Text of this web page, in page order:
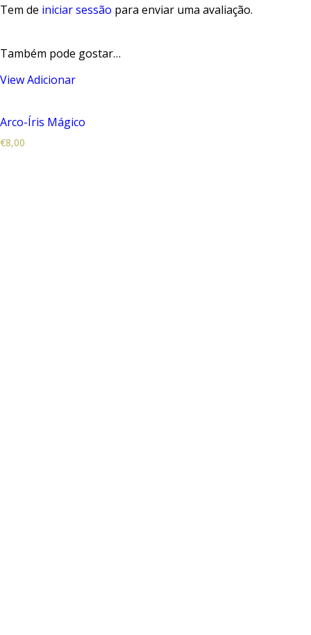
Tem de iniciar sessão para enviar uma avaliação.
Também pode gostar…
ViewAdicionar
Arco-Íris Mágico
€8,00